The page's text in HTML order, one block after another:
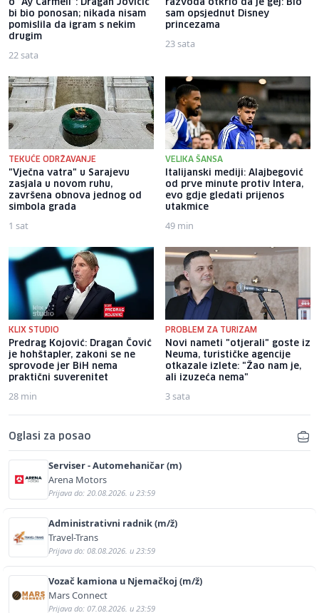
o "Ay Carmeli": Dragan Jovičić
bi bio ponosan; nikada nisam
pomislila da igram s nekim
drugim
22 sata
razvoda otkrio da je gej: Bio
sam opsjednut Disney
princezama
23 sata
TEKUĆE ODRŽAVANJE
"Vječna vatra" u Sarajevu
zasjala u novom ruhu,
završena obnova jednog od
simbola grada
1 sat
VELIKA ŠANSA
Italijanski mediji: Alajbegović
od prve minute protiv Intera,
evo gdje gledati prijenos
utakmice
49 min
KLIX STUDIO
Predrag Kojović: Dragan Čović
je hohštapler, zakoni se ne
sprovode jer BiH nema
praktični suverenitet
28 min
PROBLEM ZA TURIZAM
Novi nameti "otjerali" goste iz
Neuma, turističke agencije
otkazale izlete: "Žao nam je,
ali izuzeća nema"
3 sata
Oglasi za posao
Serviser - Automehaničar (m)
Arena Motors
Prijava do: 20.08.2026. u 23:59
Administrativni radnik (m/ž)
Travel-Trans
Prijava do: 08.08.2026. u 23:59
Vozač kamiona u Njemačkoj (m/ž)
Mars Connect
Prijava do: 07.08.2026. u 23:59